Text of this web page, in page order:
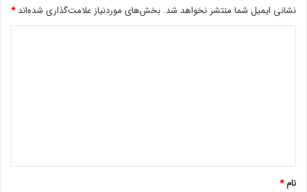
نشانی ایمیل شما منتشر نخواهد شد. بخش‌های موردنیاز علامت‌گذاری شده‌اند*
نام*